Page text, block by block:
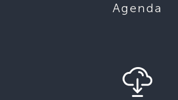
Agenda